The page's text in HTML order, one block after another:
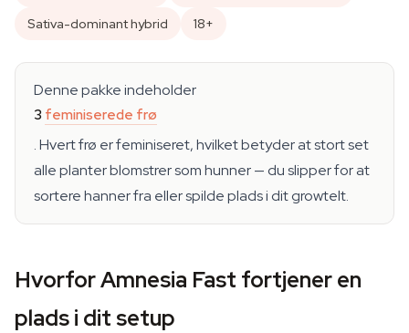
Sativa-dominant hybrid
18+
Denne pakke indeholder
3 feminiserede frø
. Hvert frø er feminiseret, hvilket betyder at stort set
alle planter blomstrer som hunner — du slipper for at
sortere hanner fra eller spilde plads i dit growtelt.
Hvorfor Amnesia Fast fortjener en
plads i dit setup